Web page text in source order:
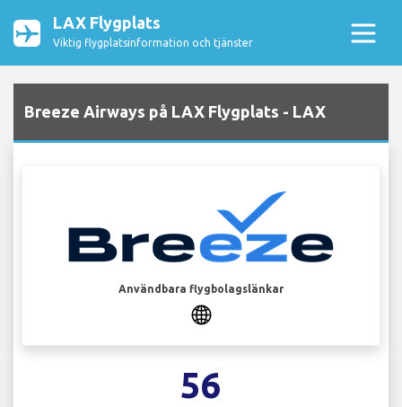
LAX Flygplats
Viktig flygplatsinformation och tjänster
Breeze Airways på LAX Flygplats - LAX
Användbara flygbolagslänkar
56